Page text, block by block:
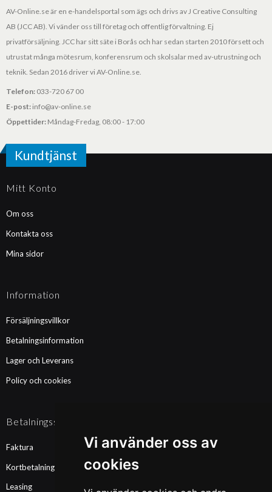
Vi använder oss av
cookies
AV-Online.se är en e-handelsportal som ägs och drivs av J Creative Consulting
AB (JCC AB). Vi vänder oss till företag och offentlig förvaltning. Ej
privatförsäljning. JCC har sitt säte i Borås och har sedan starten 2010 försett och
utrustat många mötesrum, konferensrum och skolsalar med av-utrustning och
teknik. Sedan 2016 driver vi AV-Online.se.
Telefon: 033-720 67 00
E-post: info@av-online.se
Öppettider: Måndag-Fredag, 08:00 - 17:00
Kundtjänst
Mitt Konto
Om oss
Kontakta oss
Mina sidor
Information
Försäljningsvillkor
Betalningsinformation
Lager och Leverans
Policy och cookies
Betalningssätt
Faktura
Kortbetalning
Leasing